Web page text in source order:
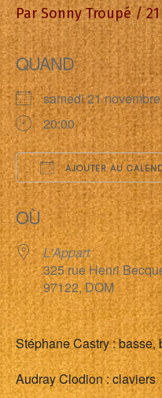
ParSonny Troupé/
QUAND
samedi 21
20:00
AJOUTER AU
Télécharger ICS
OÙ
L'Appart
325 rue Henri
97122, DOM
Stéphane Castry : basse,
Audray Clodion : claviers